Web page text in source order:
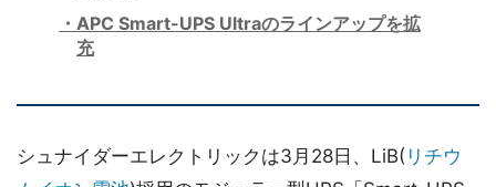
APC Smart-UPS Ultraのラインアップを拡
充
シュナイダーエレクトリックは3月28日、LiB( リチウ